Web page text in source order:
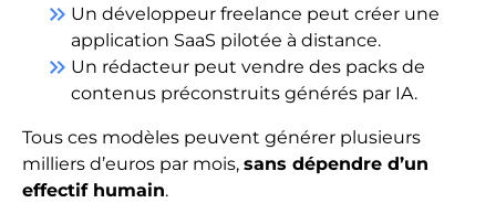
keyboard_double_arrow_right Un développeur freelance peut créer une
application SaaS pilotée à distance.
keyboard_double_arrow_right Un rédacteur peut vendre des packs de
contenus préconstruits générés par IA.
Tous ces modèles peuvent générer plusieurs
milliers d’euros par mois, sans dépendre d’un
effectif humain.